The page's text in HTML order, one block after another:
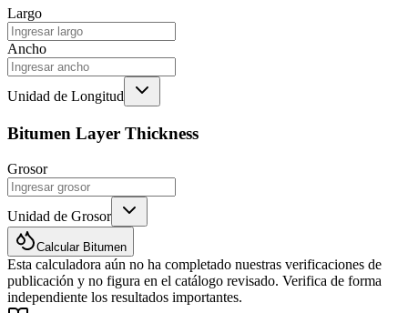
Largo
Ancho
Unidad de Longitud
Bitumen Layer Thickness
Grosor
Unidad de Grosor
Calcular Bitumen
Esta calculadora aún no ha completado nuestras verificaciones de
publicación y no figura en el catálogo revisado. Verifica de forma
independiente los resultados importantes.